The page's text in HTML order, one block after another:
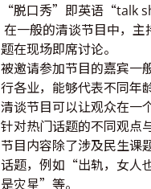
“脱口秀”即英语“talk
在一般的清谈节目中，
题在现场即席讨论。
被邀请参加节目的嘉宾一
行各业，能够代表不同年
清谈节目可以让观众在一
针对热门话题的不同观点
节目内容除了涉及民生课
话题，例如“出轨，女
是灾星”等。